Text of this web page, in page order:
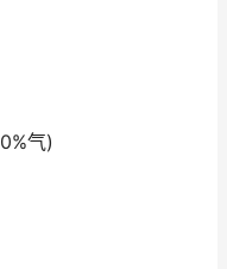
气)